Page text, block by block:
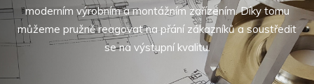
moderním výrobním a montážním zařízením. Díky tomu
můžeme pružně reagovat na přání zákazníků a soustředit
se na výstupní kvalitu.